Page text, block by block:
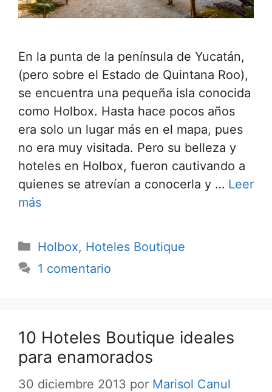
En la punta de la península de Yucatán,
(pero sobre el Estado de Quintana Roo),
se encuentra una pequeña isla conocida
como Holbox. Hasta hace pocos años
era solo un lugar más en el mapa, pues
no era muy visitada. Pero su belleza y
hoteles en Holbox, fueron cautivando a
quienes se atrevían a conocerla y … Leer
más
Categorías
Holbox, Hoteles Boutique
1 comentario
10 Hoteles Boutique ideales
para enamorados
30 diciembre 2013 por Marisol Canul